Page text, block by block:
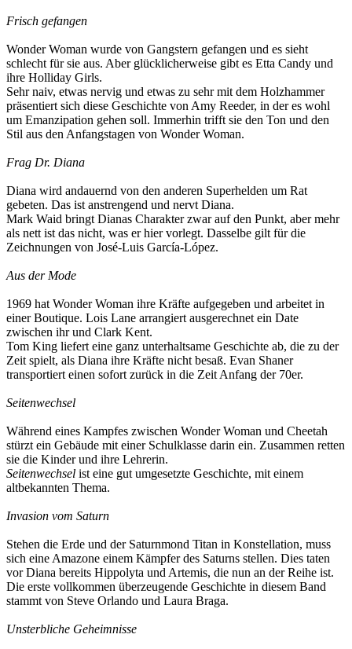
Frisch gefangen
Wonder Woman wurde von Gangstern gefangen und es sieht
schlecht für sie aus. Aber glücklicherweise gibt es Etta Candy und
ihre Holliday Girls.
Sehr naiv, etwas nervig und etwas zu sehr mit dem Holzhammer
präsentiert sich diese Geschichte von Amy Reeder, in der es wohl
um Emanzipation gehen soll. Immerhin trifft sie den Ton und den
Stil aus den Anfangstagen von Wonder Woman.
Frag Dr. Diana
Diana wird andauernd von den anderen Superhelden um Rat
gebeten. Das ist anstrengend und nervt Diana.
Mark Waid bringt Dianas Charakter zwar auf den Punkt, aber mehr
als nett ist das nicht, was er hier vorlegt. Dasselbe gilt für die
Zeichnungen von José-Luis García-López.
Aus der Mode
1969 hat Wonder Woman ihre Kräfte aufgegeben und arbeitet in
einer Boutique. Lois Lane arrangiert ausgerechnet ein Date
zwischen ihr und Clark Kent.
Tom King liefert eine ganz unterhaltsame Geschichte ab, die zu der
Zeit spielt, als Diana ihre Kräfte nicht besaß. Evan Shaner
transportiert einen sofort zurück in die Zeit Anfang der 70er.
Seitenwechsel
Während eines Kampfes zwischen Wonder Woman und Cheetah
stürzt ein Gebäude mit einer Schulklasse darin ein. Zusammen retten
sie die Kinder und ihre Lehrerin.
Seitenwechsel ist eine gut umgesetzte Geschichte, mit einem
altbekannten Thema.
Invasion vom Saturn
Stehen die Erde und der Saturnmond Titan in Konstellation, muss
sich eine Amazone einem Kämpfer des Saturns stellen. Dies taten
vor Diana bereits Hippolyta und Artemis, die nun an der Reihe ist.
Die erste vollkommen überzeugende Geschichte in diesem Band
stammt von Steve Orlando und Laura Braga.
Unsterbliche Geheimnisse